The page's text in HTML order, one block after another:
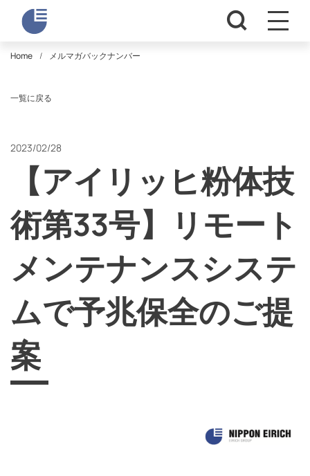
Home メルマガバックナンバー
一覧に戻る
2023/02/28
【アイリッヒ粉体技
術第33号】リモート
メンテナンスシステ
ムで予兆保全のご提
案